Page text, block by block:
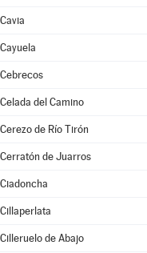
Cavia
Cayuela
Cebrecos
Celada del Camino
Cerezo de Río Tirón
Cerratón de Juarros
Ciadoncha
Cillaperlata
Cilleruelo de Abajo